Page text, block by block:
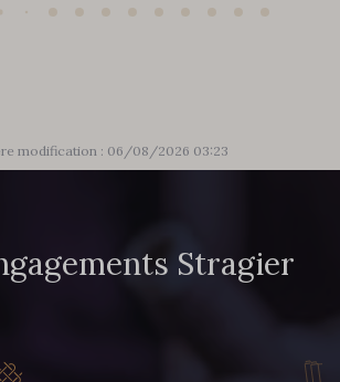
modification : 06/08/2026 03:23
Stragier